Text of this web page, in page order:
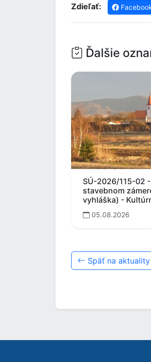
Zdieľať:
Ďalšie
SÚ-2026/115-02
stavebnom
vyhláška) -
05.08.2026
Späť na aktuality